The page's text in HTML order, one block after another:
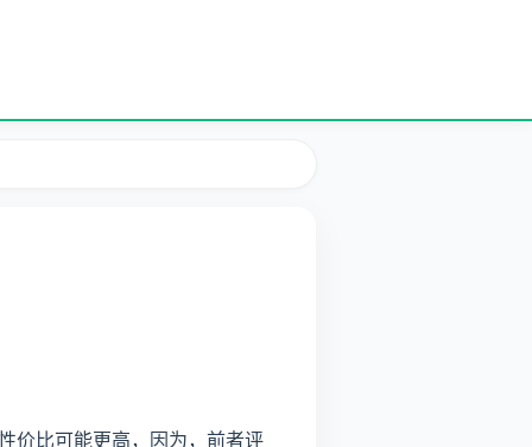
价比可能更高，因为，前者评